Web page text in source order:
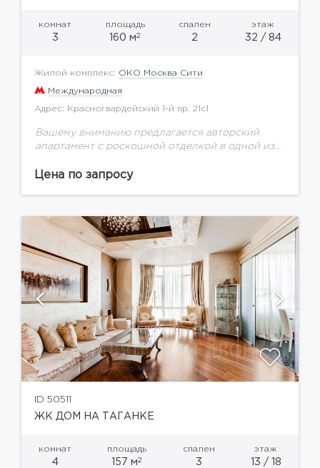
комнат
3
площадь
160 м2
спален
2
этаж
32 / 84
Жилой комплекс: ОКО Москва Сити
Международная
Адрес: Красногвардейский 1-й пр. 21с1
Вашему вниманию предлагается авторский
апартамент с роскошной отделкой в одной из
Прекрасное сочетание высокого уровня
Цена по запросу
ID 50511
ЖК ДОМ НА ТАГАНКЕ
комнат
4
площадь
157 м2
спален
3
этаж
13 / 18